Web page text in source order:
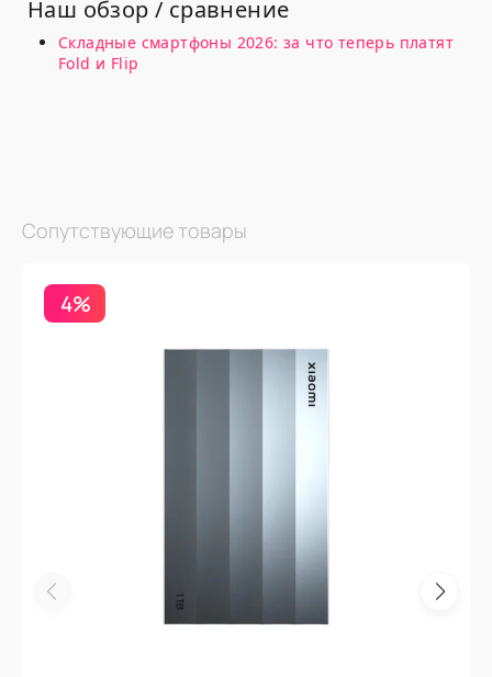
Наш обзор / сравнение
Складные смартфоны 2026: за что теперь платят
Fold и Flip
Сопутствующие товары
4%